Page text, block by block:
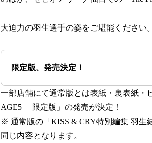
大迫力の羽生選手の姿をご堪能ください。
限定版、発売決定！
一部店舗にて通常版とは表紙・裏表紙
AGE5― 限定版」の発売が決定！
※ 通常版の「KISS & CRY特別編集 羽
同じ内容となります。